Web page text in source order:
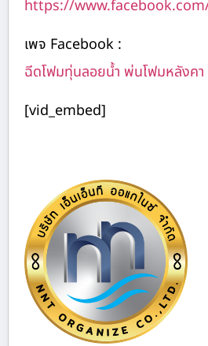
https://
เพจ Facebook :
ฉีดโฟมทุ่นลอยน้ำ พ่นโฟมหลังค
[vid_embed]